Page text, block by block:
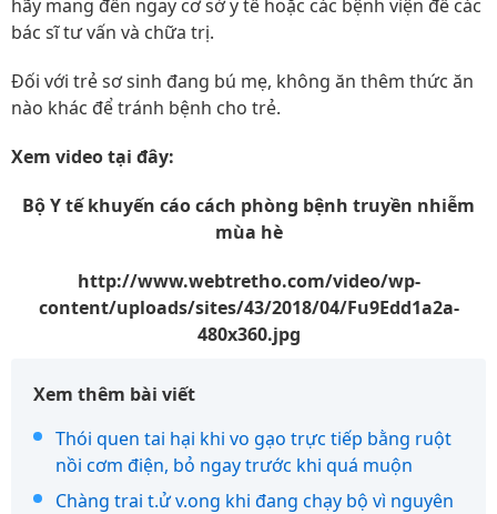
hãy mang đến ngay cơ sở y tế hoặc các bệnh viện để các
bác sĩ tư vấn và chữa trị.
Đối với trẻ sơ sinh đang bú mẹ, không ăn thêm thức ăn
nào khác để tránh bệnh cho trẻ.
Xem video tại đây:
Bộ Y tế khuyến cáo cách phòng bệnh truyền nhiễm
mùa hè
http://www.webtretho.com/video/wp-
content/uploads/sites/43/2018/04/Fu9Edd1a2a-
480x360.jpg
Xem thêm bài viết
Thói quen tai hại khi vo gạo trực tiếp bằng ruột
nồi cơm điện, bỏ ngay trước khi quá muộn
Chàng trai t.ử v.ong khi đang chạy bộ vì nguyên